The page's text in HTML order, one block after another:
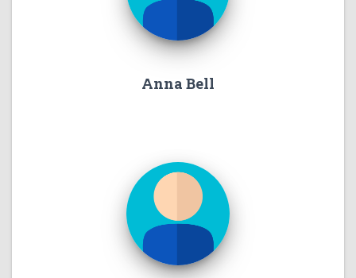
Anna Bell